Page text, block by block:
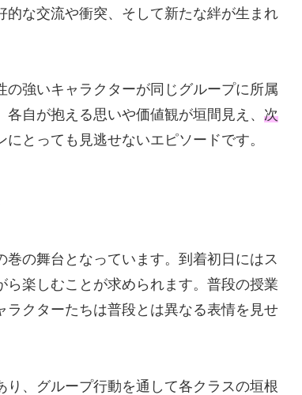
な交流や衝突、そして新たな絆が生まれ
の強いキャラクターが同じグループに所属
自が抱える思いや価値観が垣間見え、 次
とっても見逃せないエピソードです。
の舞台となっています。到着初日にはス
楽しむことが求められます。普段の授業
クターたちは普段とは異なる表情を見せ
り、グループ行動を通して各クラスの垣根